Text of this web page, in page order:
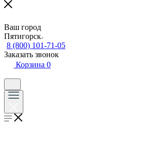
Ваш город
Пятигорск
8 (800) 101-71-05
Заказать звонок
Корзина 0